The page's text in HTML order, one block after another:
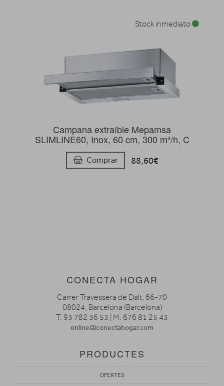
Campana extraíble Mepamsa
SLIMLINE60, Inox, 60 cm, 300 m³/h, C
Comprar 88,60€
Stock inmediato
CONECTA HOGAR
Carrer Travessera de Dalt, 66-70
08024. Barcelona (Barcelona)
T. 93 782 36 53 | M. 676 81 25 43
online@conectahogar.com
PRODUCTES
OFERTES